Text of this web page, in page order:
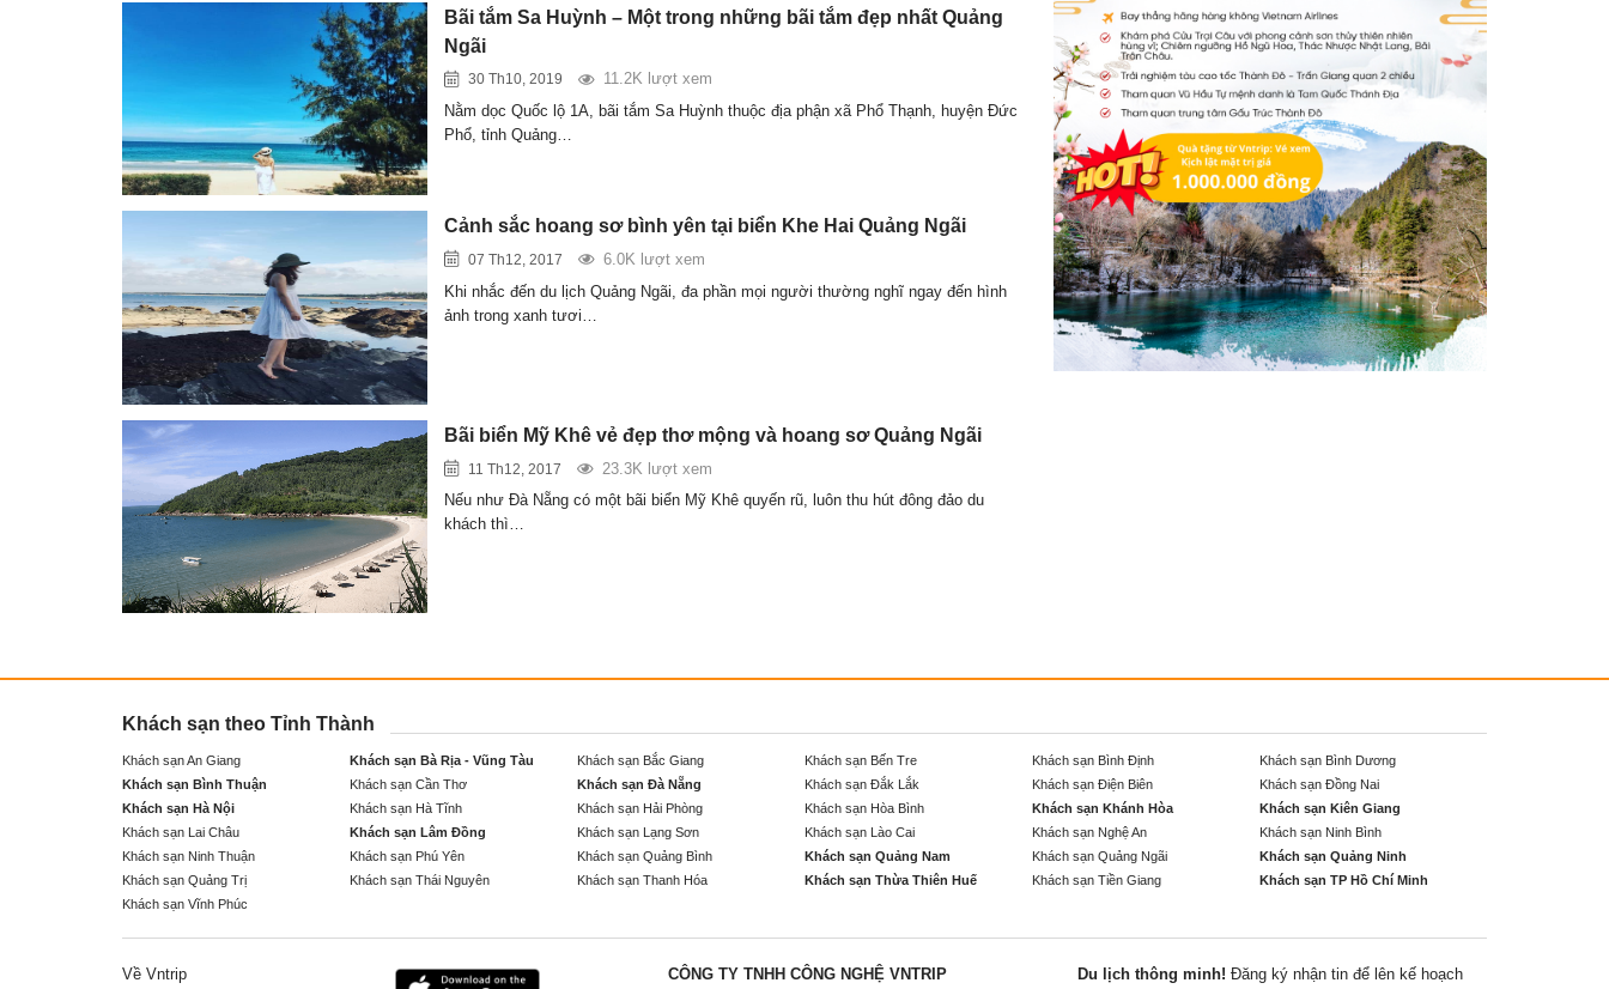
Bãi tắm Sa Huỳnh – Một trong những bãi tắm đẹp nhất Quảng
Ngãi
30 Th10, 2019
11.2K lượt xem
Nằm dọc Quốc lộ 1A, bãi tắm Sa Huỳnh thuộc địa phận xã Phổ Thạnh, huyện Đức
Phổ, tỉnh Quảng…
Cảnh sắc hoang sơ bình yên tại biển Khe Hai Quảng Ngãi
07 Th12, 2017
6.0K lượt xem
Khi nhắc đến du lịch Quảng Ngãi, đa phần mọi người thường nghĩ ngay đến hình
ảnh trong xanh tươi…
Bãi biển Mỹ Khê vẻ đẹp thơ mộng và hoang sơ Quảng Ngãi
11 Th12, 2017
23.3K lượt xem
Nếu như Đà Nẵng có một bãi biển Mỹ Khê quyến rũ, luôn thu hút đông đảo du
khách thì…
Khách sạn theo Tỉnh Thành
Khách sạn An Giang Khách sạn Bà Rịa - Vũng Tàu Khách sạn Bắc Giang Khách sạn Bến Tre Khách sạn Bình Định
Khách sạn Bình Dương
Khách sạn Bình Thuận
Khách sạn Cần Thơ Khách sạn Đà Nẵng Khách sạn Đắk Lắk Khách sạn Điện Biên
Khách sạn Đồng Nai
Khách sạn Hà Nội
Khách sạn Hà Tĩnh Khách sạn Hải Phòng Khách sạn Hòa Bình Khách sạn Khánh Hòa
Khách sạn Kiên Giang
Khách sạn Lai Châu
Khách sạn Lâm Đồng Khách sạn Lạng Sơn Khách sạn Lào Cai Khách sạn Nghệ An
Khách sạn Ninh Bình
Khách sạn Ninh Thuận
Khách sạn Phú Yên Khách sạn Quảng Bình Khách sạn Quảng Nam Khách sạn Quảng Ngãi
Khách sạn Quảng Ninh
Khách sạn Quảng Trị
Khách sạn Thái Nguyên Khách sạn Thanh Hóa Khách sạn Thừa Thiên Huế Khách sạn Tiền Giang
Khách sạn TP Hồ Chí Minh
Khách sạn Vĩnh Phúc
Về Vntrip CÔNG TY TNHH CÔNG NGHỆ VNTRIP Du lịch thông minh! Đăng ký nhận tin để lên kế hoạch